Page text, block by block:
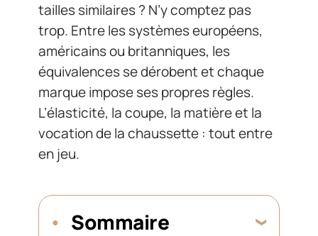
tailles similaires ? N’y comptez pas
trop. Entre les systèmes européens,
américains ou britanniques, les
équivalences se dérobent et chaque
marque impose ses propres règles.
L’élasticité, la coupe, la matière et la
vocation de la chaussette : tout entre
en jeu.
Sommaire